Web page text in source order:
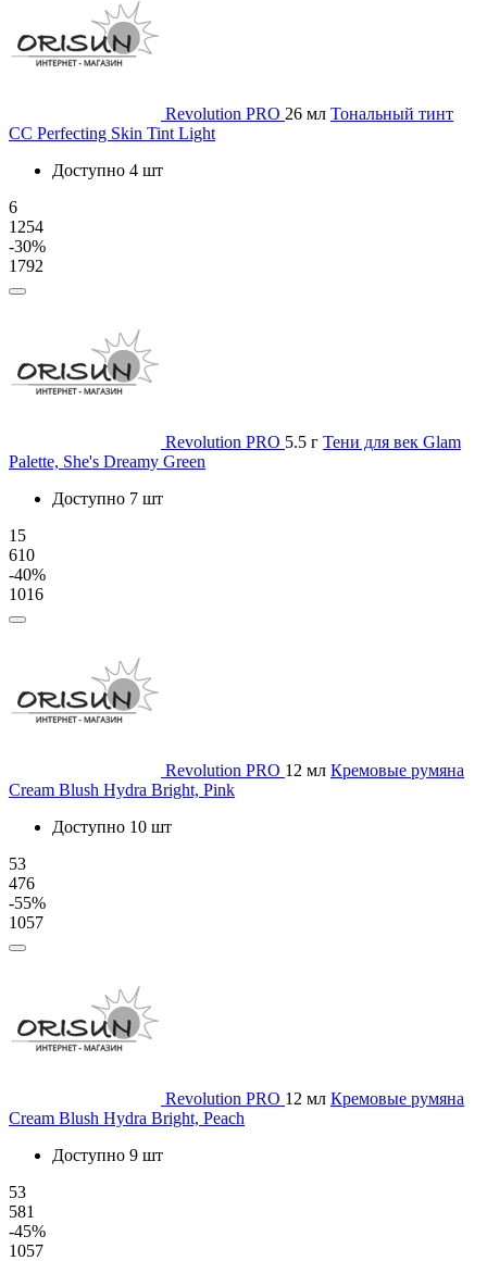
Revolution PRO 26 мл Тональный тинт
CC Perfecting Skin Tint Light
Доступно 4 шт
6
1254
-30%
1792
Revolution PRO 5.5 г Тени для век Glam
Palette, She's Dreamy Green
Доступно 7 шт
15
610
-40%
1016
Revolution PRO 12 мл Кремовые румяна
Cream Blush Hydra Bright, Pink
Доступно 10 шт
53
476
-55%
1057
Revolution PRO 12 мл Кремовые румяна
Cream Blush Hydra Bright, Peach
Доступно 9 шт
53
581
-45%
1057